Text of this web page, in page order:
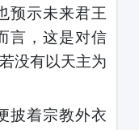
预示未来君王
言，这是对信
若没有以天主为
披着宗教外衣